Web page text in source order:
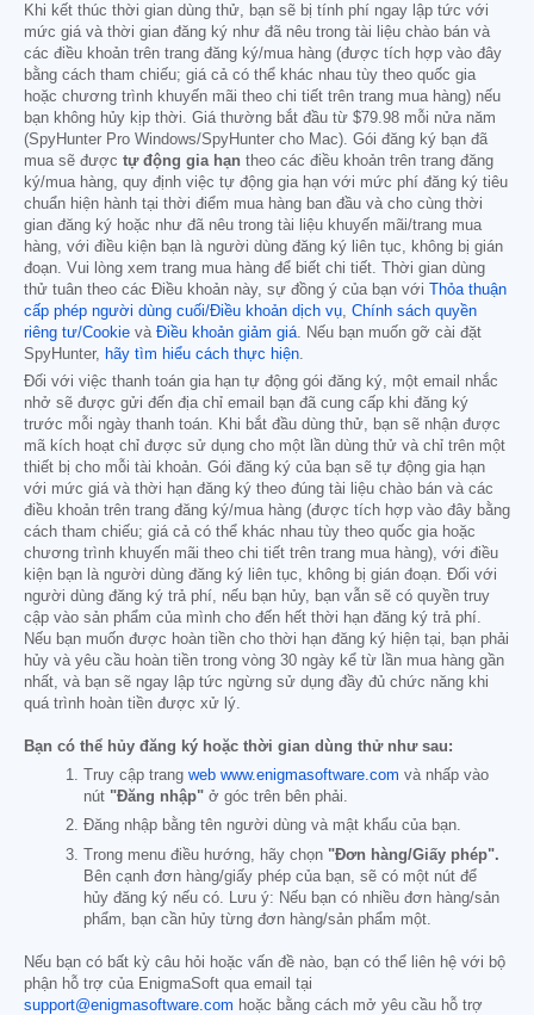
Khi kết thúc thời gian dùng thử, bạn sẽ bị tính phí ngay lập tức với
mức giá và thời gian đăng ký như đã nêu trong tài liệu chào bán và
các điều khoản trên trang đăng ký/mua hàng (được tích hợp vào đây
bằng cách tham chiếu; giá cả có thể khác nhau tùy theo quốc gia
hoặc chương trình khuyến mãi theo chi tiết trên trang mua hàng) nếu
bạn không hủy kịp thời. Giá thường bắt đầu từ $79.98 mỗi nửa năm
(SpyHunter Pro Windows/SpyHunter cho Mac). Gói đăng ký bạn đã
mua sẽ được tự động gia hạn theo các điều khoản trên trang đăng
ký/mua hàng, quy định việc tự động gia hạn với mức phí đăng ký tiêu
chuẩn hiện hành tại thời điểm mua hàng ban đầu và cho cùng thời
gian đăng ký hoặc như đã nêu trong tài liệu khuyến mãi/trang mua
hàng, với điều kiện bạn là người dùng đăng ký liên tục, không bị gián
đoạn. Vui lòng xem trang mua hàng để biết chi tiết. Thời gian dùng
thử tuân theo các Điều khoản này, sự đồng ý của bạn với Thỏa thuận
cấp phép người dùng cuối/Điều khoản dịch vụ, Chính sách quyền
riêng tư/Cookie và Điều khoản giảm giá. Nếu bạn muốn gỡ cài đặt
SpyHunter, hãy tìm hiểu cách thực hiện.
Đối với việc thanh toán gia hạn tự động gói đăng ký, một email nhắc
nhở sẽ được gửi đến địa chỉ email bạn đã cung cấp khi đăng ký
trước mỗi ngày thanh toán. Khi bắt đầu dùng thử, bạn sẽ nhận được
mã kích hoạt chỉ được sử dụng cho một lần dùng thử và chỉ trên một
thiết bị cho mỗi tài khoản. Gói đăng ký của bạn sẽ tự động gia hạn
với mức giá và thời hạn đăng ký theo đúng tài liệu chào bán và các
điều khoản trên trang đăng ký/mua hàng (được tích hợp vào đây bằng
cách tham chiếu; giá cả có thể khác nhau tùy theo quốc gia hoặc
chương trình khuyến mãi theo chi tiết trên trang mua hàng), với điều
kiện bạn là người dùng đăng ký liên tục, không bị gián đoạn. Đối với
người dùng đăng ký trả phí, nếu bạn hủy, bạn vẫn sẽ có quyền truy
cập vào sản phẩm của mình cho đến hết thời hạn đăng ký trả phí.
Nếu bạn muốn được hoàn tiền cho thời hạn đăng ký hiện tại, bạn phải
hủy và yêu cầu hoàn tiền trong vòng 30 ngày kể từ lần mua hàng gần
nhất, và bạn sẽ ngay lập tức ngừng sử dụng đầy đủ chức năng khi
quá trình hoàn tiền được xử lý.
Bạn có thể hủy đăng ký hoặc thời gian dùng thử như sau:
Truy cập trang web www.enigmasoftware.com và nhấp vào
nút "Đăng nhập" ở góc trên bên phải.
Đăng nhập bằng tên người dùng và mật khẩu của bạn.
Trong menu điều hướng, hãy chọn "Đơn hàng/Giấy phép".
Bên cạnh đơn hàng/giấy phép của bạn, sẽ có một nút để
hủy đăng ký nếu có. Lưu ý: Nếu bạn có nhiều đơn hàng/sản
phẩm, bạn cần hủy từng đơn hàng/sản phẩm một.
Nếu bạn có bất kỳ câu hỏi hoặc vấn đề nào, bạn có thể liên hệ với bộ
phận hỗ trợ của EnigmaSoft qua email tại
support@enigmasoftware.com hoặc bằng cách mở yêu cầu hỗ trợ